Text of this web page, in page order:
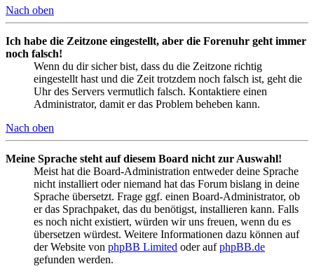
Nach oben
Ich habe die Zeitzone eingestellt, aber die Forenuhr geht immer
noch falsch!
Wenn du dir sicher bist, dass du die Zeitzone richtig
eingestellt hast und die Zeit trotzdem noch falsch ist, geht die
Uhr des Servers vermutlich falsch. Kontaktiere einen
Administrator, damit er das Problem beheben kann.
Nach oben
Meine Sprache steht auf diesem Board nicht zur Auswahl!
Meist hat die Board-Administration entweder deine Sprache
nicht installiert oder niemand hat das Forum bislang in deine
Sprache übersetzt. Frage ggf. einen Board-Administrator, ob
er das Sprachpaket, das du benötigst, installieren kann. Falls
es noch nicht existiert, würden wir uns freuen, wenn du es
übersetzen würdest. Weitere Informationen dazu können auf
der Website von phpBB Limited oder aufphpBB.de
gefunden werden.